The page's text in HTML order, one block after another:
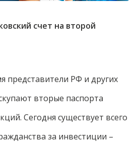
счет на второй
представители РФ и других
вторые паспорта
Сегодня существует всего
за инвестиции –